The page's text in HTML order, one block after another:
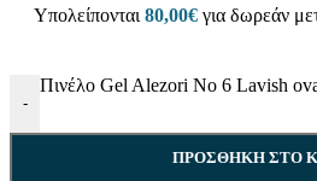
Υπολείπονται 80,00€ για δωρεάν
-
Πινέλο Gel Alezori No 6 Lavish
ΠΡΟΣΘΉΚΗ ΣΤΟ